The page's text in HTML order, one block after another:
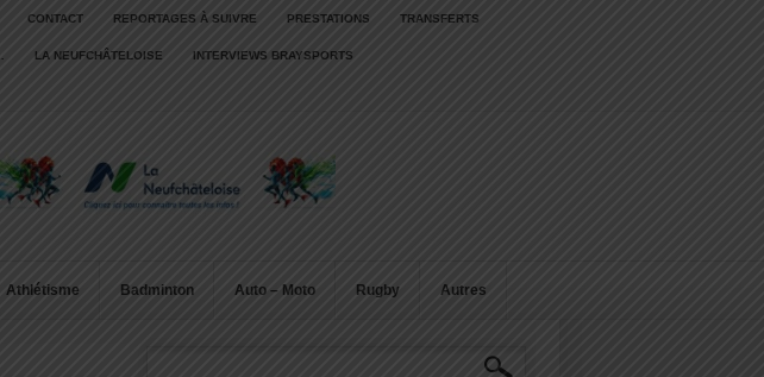
CONTACT REPORTAGES À SUIVRE PRESTATIONS TRANSFERTS
LA NEUFCHÂTELOISE INTERVIEWS BRAYSPORTS
Athlétisme Badminton Auto – Moto Rugby Autres